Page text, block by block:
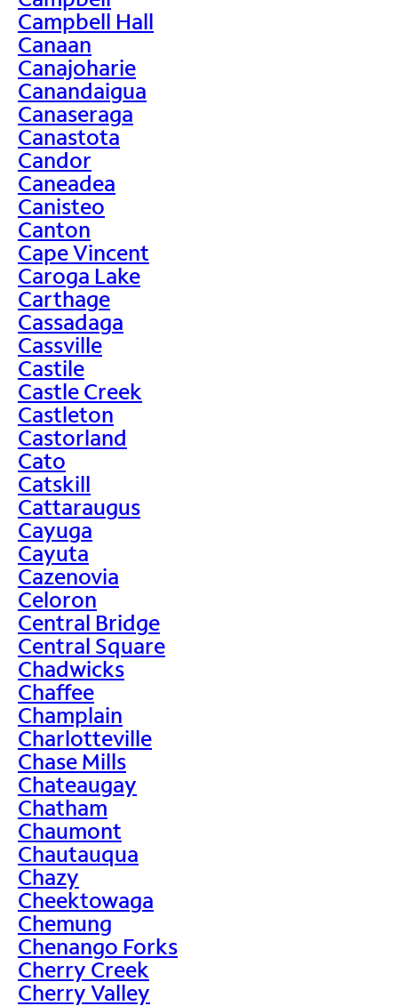
Campbell Hall
Canaan
Canajoharie
Canandaigua
Canaseraga
Canastota
Candor
Caneadea
Canisteo
Canton
Cape Vincent
Caroga Lake
Carthage
Cassadaga
Cassville
Castile
Castle Creek
Castleton
Castorland
Cato
Catskill
Cattaraugus
Cayuga
Cayuta
Cazenovia
Celoron
Central Bridge
Central Square
Chadwicks
Chaffee
Champlain
Charlotteville
Chase Mills
Chateaugay
Chatham
Chaumont
Chautauqua
Chazy
Cheektowaga
Chemung
Chenango Forks
Cherry Creek
Cherry Valley